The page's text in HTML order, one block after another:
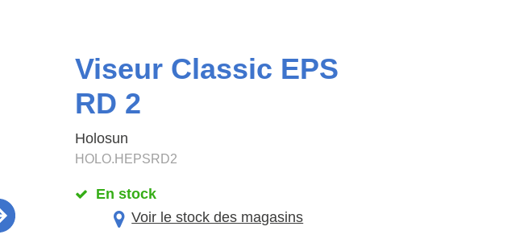
Viseur Classic EPS
RD 2
Holosun
HOLO.HEPSRD2
En stock
Voir le stock des magasins